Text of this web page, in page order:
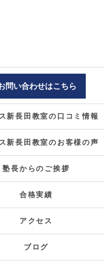
問い合わせはこちら
新長田教室の口コミ情報
新長田教室のお客様の声
塾長からのご挨拶
合格実績
アクセス
ブログ